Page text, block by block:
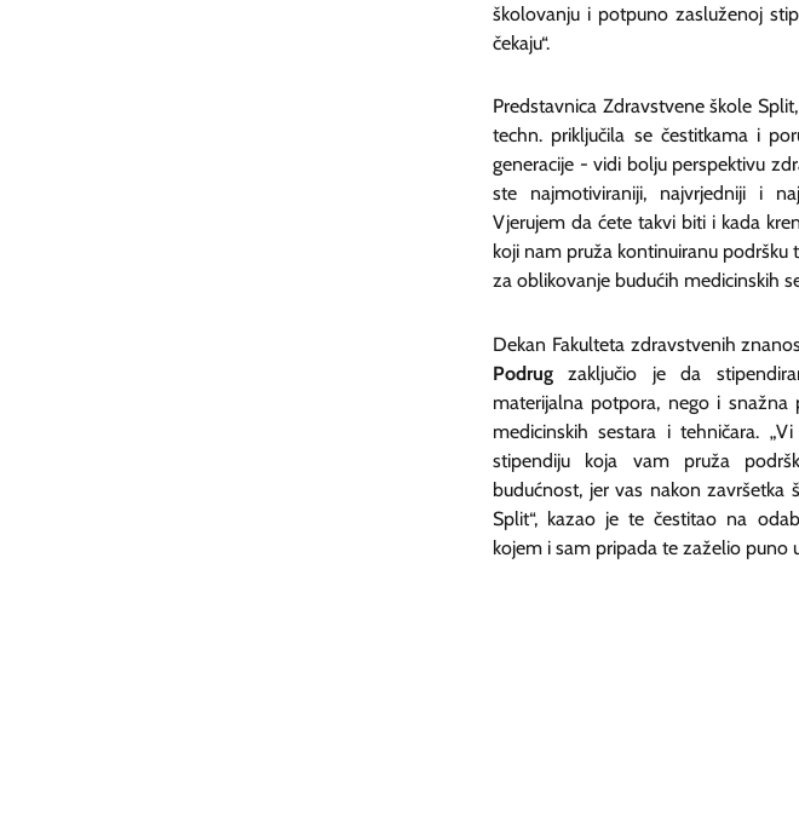
školovanju i potpuno zasluženoj
čekaju“.
Predstavnica Zdravstvene škole
techn. priključila se čestitkama i
generacije - vidi bolju perspektivu
ste najmotiviraniji, najvrjedniji i
Vjerujem da ćete takvi biti i kada
koji nam pruža kontinuiranu
za oblikovanje budućih medicinskih
Dekan Fakulteta zdravstvenih
Podrugzaključio je da
materijalna potpora, nego i
medicinskih sestara i tehničara.
stipendiju koja vam pruža
budućnost, jer vas nakon završetka
Split“, kazao je te čestitao na
kojem i sam pripada te zaželio puno